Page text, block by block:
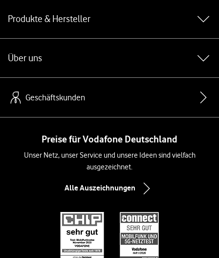
Produkte & Hersteller
Über uns
Geschäftskunden
Preise für Vodafone Deutschland
Unser Netz, unser Service und unsere Ideen sind vielfach
ausgezeichnet.
Alle Auszeichnungen